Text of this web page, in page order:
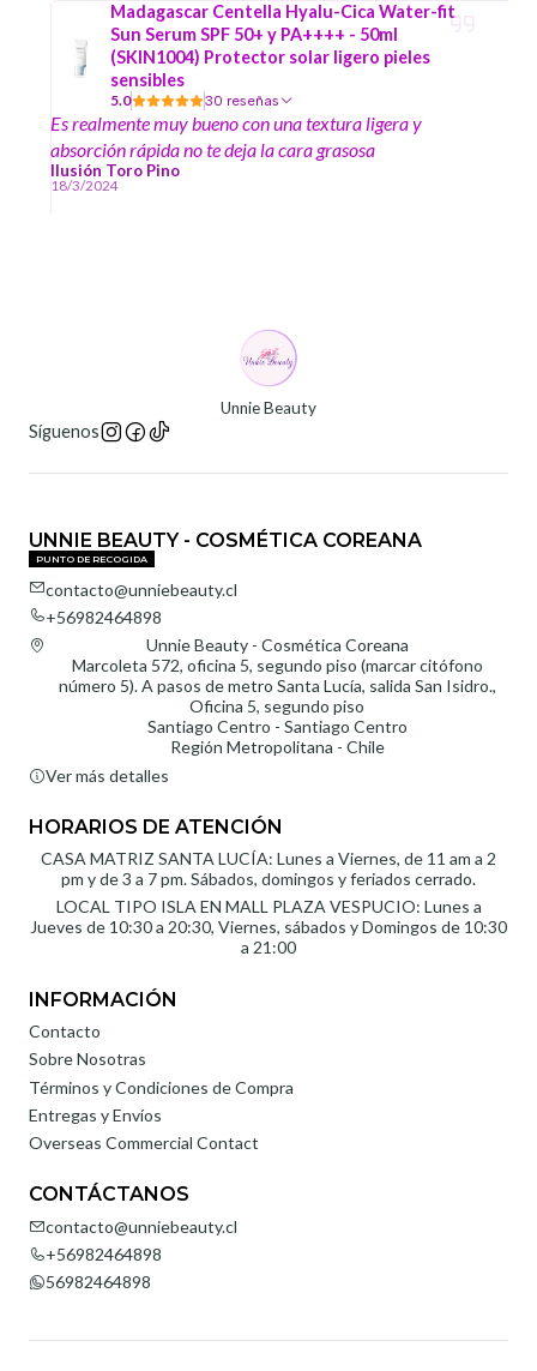
Madagascar Centella Hyalu-Cica Water-fit
Sun Serum SPF 50+ y PA++++ - 50ml
(SKIN1004) Protector solar ligero pieles
sensibles
5.0 30 reseñas
Es realmente muy bueno con una textura ligera y
absorción rápida no te deja la cara grasosa
Ilusión Toro Pino
18/3/2024
Unnie Beauty
Síguenos
UNNIE BEAUTY - COSMÉTICA COREANA
PUNTO DE RECOGIDA
contacto@unniebeauty.cl
+56982464898
Unnie Beauty - Cosmética Coreana
Marcoleta 572, oficina 5, segundo piso (marcar citófono
número 5). A pasos de metro Santa Lucía, salida San Isidro.,
Oficina 5, segundo piso
Santiago Centro - Santiago Centro
Región Metropolitana - Chile
Ver más detalles
HORARIOS DE ATENCIÓN
CASA MATRIZ SANTA LUCÍA: Lunes a Viernes, de 11 am a 2
pm y de 3 a 7 pm. Sábados, domingos y feriados cerrado.
LOCAL TIPO ISLA EN MALL PLAZA VESPUCIO: Lunes a
Jueves de 10:30 a 20:30, Viernes, sábados y Domingos de 10:30
a 21:00
INFORMACIÓN
Contacto
Sobre Nosotras
Términos y Condiciones de Compra
Entregas y Envíos
Overseas Commercial Contact
CONTÁCTANOS
contacto@unniebeauty.cl
+56982464898
56982464898